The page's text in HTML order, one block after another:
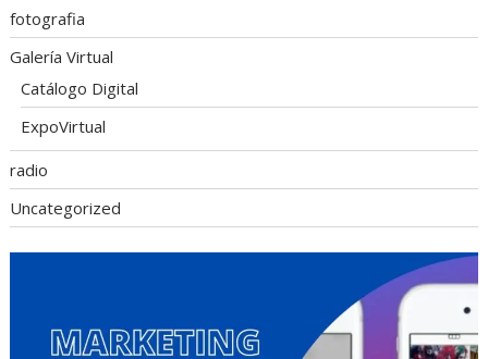
fotografia
Galería Virtual
Catálogo Digital
ExpoVirtual
radio
Uncategorized